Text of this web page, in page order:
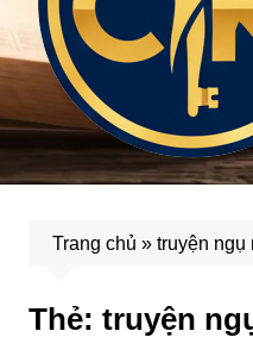
Trang chủ » truyện ngụ
Thẻ: truyện